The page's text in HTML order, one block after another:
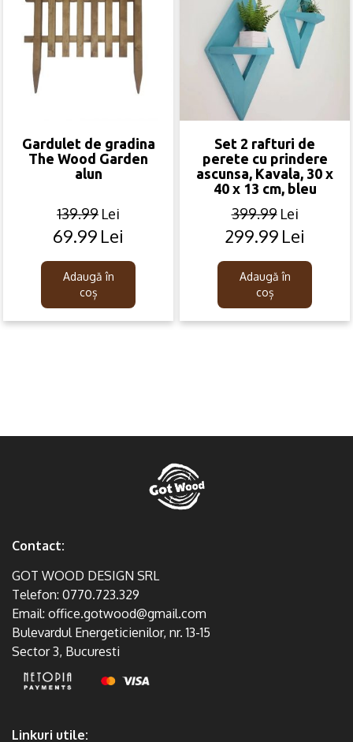
Gardulet de gradina
The Wood Garden
alun
139.99 Lei
Original
was:
139.99lei.
69.99 Lei
Current
is:
69.99lei.
Adaugă în
coș
Set 2 rafturi de
perete cu prindere
ascunsa, Kavala, 30 x
40 x 13 cm, bleu
399.99 Lei
Original
was:
399.99lei.
299.99 Lei
Current
is:
299.99lei.
Adaugă în
coș
Contact:
GOT WOOD DESIGN SRL
Telefon: 0770.723.329
Email: office.gotwood@gmail.com
Bulevardul Energeticienilor, nr. 13-15
Sector 3, Bucuresti
Linkuri utile: